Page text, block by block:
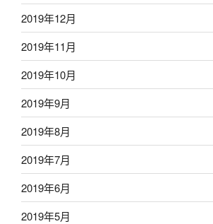
2019年12月
2019年11月
2019年10月
2019年9月
2019年8月
2019年7月
2019年6月
2019年5月